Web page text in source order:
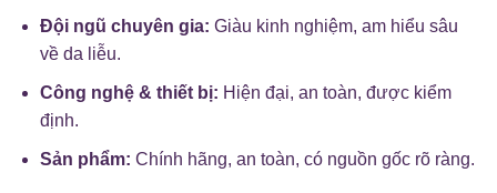
Đội ngũ chuyên gia: Giàu kinh nghiệm, am hiểu sâu
về da liễu.
Công nghệ & thiết bị: Hiện đại, an toàn, được kiểm
định.
Sản phẩm: Chính hãng, an toàn, có nguồn gốc rõ ràng.